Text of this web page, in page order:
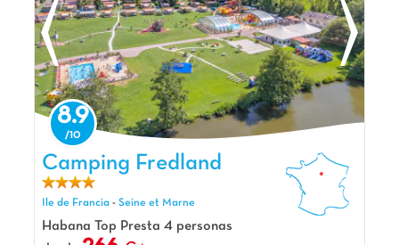
Explore los tesoros de Île-de-France: la Torre Eiffel y
los jardines del Trocadero en París, el majestuoso
Palacio de Versalles, el Castillo de Rambouillet (35
km), el Castillo de Fontainebleau y el encantador
pueblo de Barbizon. ¡Relajación y descubrimiento
garantizados! 🌞
La opinión de Carolina
¡Un auténtico soplo de aire fresco a un paso
de París! Situado en el corazón de un precioso
bosque, este lugar ofrece un paréntesis de pura
relajación. Mención especial para la
Camping Fredland, Camping Ile de Francia
8.9
Camping Fredland
Ile de Francia - Seine et Marne
Habana Top Presta 4 personas